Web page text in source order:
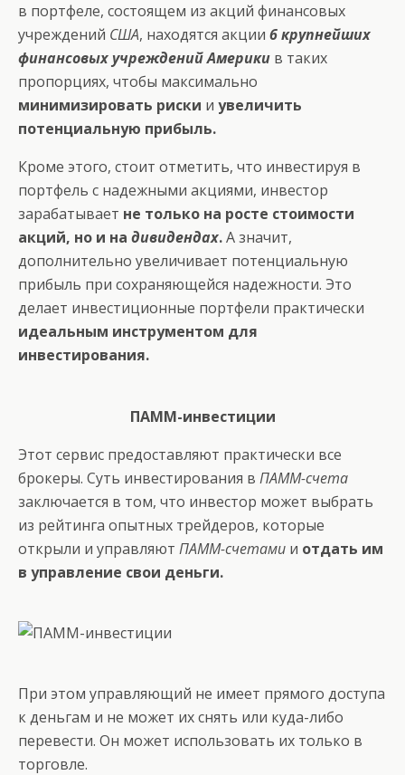
в портфеле, состоящем из акций финансовых
учреждений США, находятся акции 6 крупнейших
финансовых учреждений Америки в таких
пропорциях, чтобы максимально
минимизировать риски и увеличить
потенциальную прибыль.
Кроме этого, стоит отметить, что инвестируя в
портфель с надежными акциями, инвестор
зарабатывает не только на росте стоимости
акций, но и на дивидендах.А значит,
дополнительно увеличивает потенциальную
прибыль при сохраняющейся надежности. Это
делает инвестиционные портфели практически
идеальным инструментом для
инвестирования.
ПАММ-инвестиции
Этот сервис предоставляют практически все
брокеры. Суть инвестирования в ПАММ-счета
заключается в том, что инвестор может выбрать
из рейтинга опытных трейдеров, которые
открыли и управляют ПАММ-счетами и отдать им
в управление свои деньги.
При этом управляющий не имеет прямого доступа
к деньгам и не может их снять или куда-либо
перевести. Он может использовать их только в
торговле.